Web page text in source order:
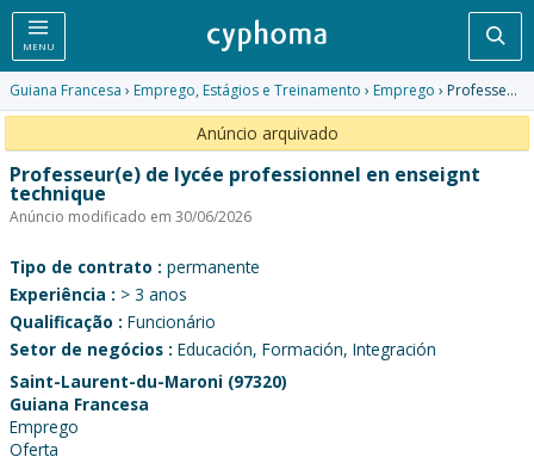
MENU
Guiana Francesa › Emprego, Estágios e Treinamento › Emprego › Professeur(e) de lycée professionnel en enseignt technique
Anúncio arquivado
Professeur(e) de lycée professionnel en enseignt
technique
Anúncio modificado em 30/06/2026
Tipo de contrato : permanente
Experiência : > 3 anos
Qualificação : Funcionário
Setor de negócios : Educación, Formación, Integración
Saint-Laurent-du-Maroni (97320)
Guiana Francesa
Emprego
Oferta